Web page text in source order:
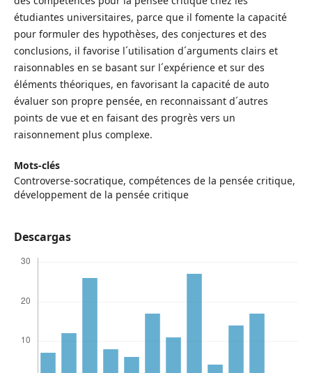
étudiantes universitaires, parce que il fomente la capacité
pour formuler des hypothèses, des conjectures et des
conclusions, il favorise l´utilisation d´arguments clairs et
raisonnables en se basant sur l´expérience et sur des
éléments théoriques, en favorisant la capacité de auto
évaluer son propre pensée, en reconnaissant d´autres
points de vue et en faisant des progrès vers un
raisonnement plus complexe.
Mots-clés
Controverse-socratique, compétences de la pensée critique,
développement de la pensée critique
Descargas